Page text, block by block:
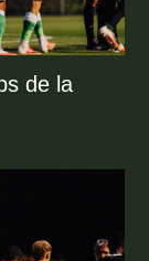
de la